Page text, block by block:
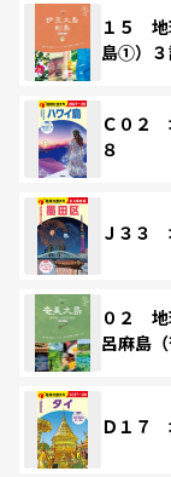
１５
島①）３
Ｃ０２
８
Ｊ３３
０２
呂麻島
Ｄ１７